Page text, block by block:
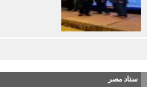
ستاد مصر